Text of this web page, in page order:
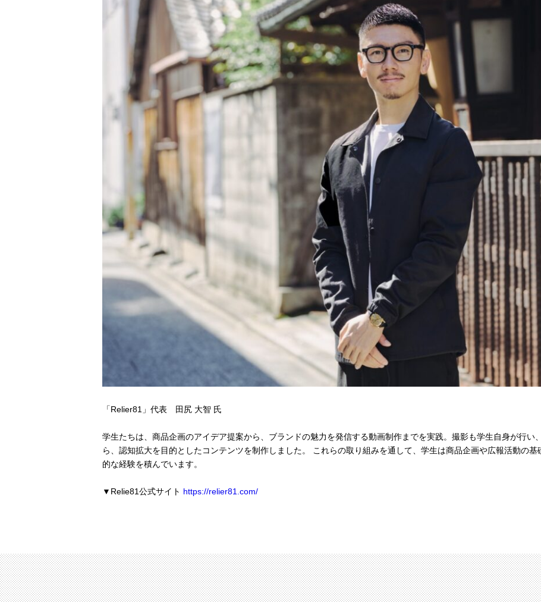
「Relier81」代表 田尻 大智 氏
学生たちは、商品企画のアイデア提案から、ブランドの魅力を発信する動画制作までを実践。撮影も学生自身が行い
ら、認知拡大を目的としたコンテンツを制作しました。 これらの取り組みを通して、学生は商品企画や広報活動の
的な経験を積んでいます。
▼Relie81公式サイト https://relier81.com/